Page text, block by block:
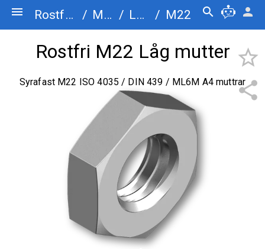
menu Rostfriskruv.se / Muttrar / Låg mutter / M22 search person
share
star_border
Rostfri M22 Låg mutter
Syrafast M22 ISO 4035 / DIN 439 / ML6M A4 muttrar